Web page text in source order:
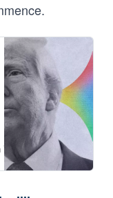
Rules. Then Break